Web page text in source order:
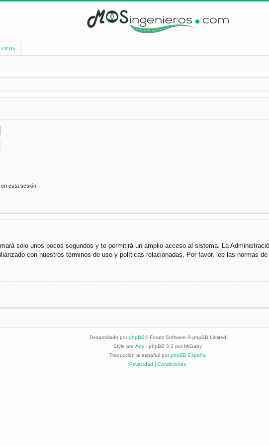
esta sesión
solo unos pocos segundos y te permitirá un amplio acceso al sistema. La
con nuestros términos de uso y políticas relacionadas. Por favor, lee las normas
Desarrollado por phpBB® Forum Software © phpBB Limited
Style por Arty - phpBB 3.3 por MrGaby
Traducción al español por phpBB España
Privacidad | Condiciones